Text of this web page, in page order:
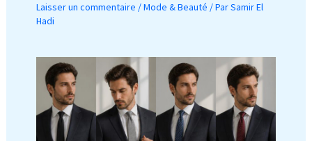
Laisser un commentaire /Mode & Beauté / ParSamir El
Hadi